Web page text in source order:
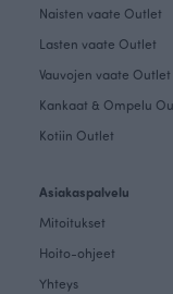
Naisten vaate Outlet
Lasten vaate Outlet
Vauvojen vaate Outlet
Kankaat & Ompelu
Kotiin Outlet
Asiakaspalvelu
Mitoitukset
Hoito-ohjeet
Yhteys